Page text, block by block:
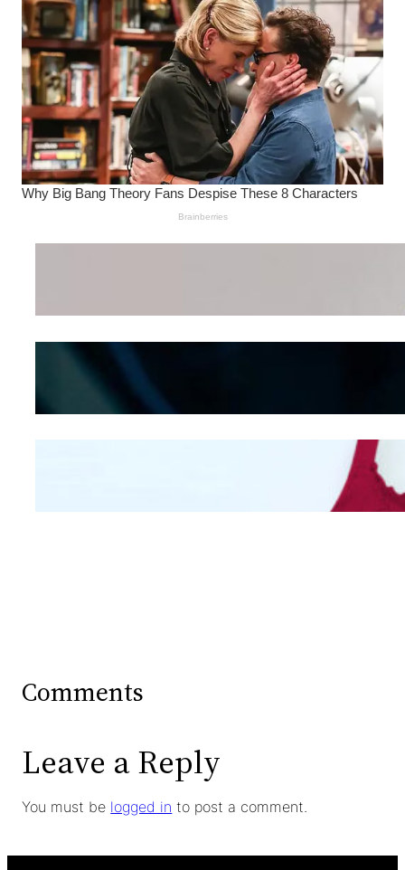
Wanita Pamer Pakaian
Kepribadian
Mengintip Kepribadian
Wanita Dari Warna Bra
Comments
Leave a Reply
You must be logged in to post a comment.